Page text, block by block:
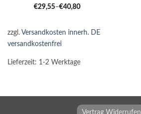
€29,55–€40,80
zzgl. Versandkosten innerh. DE
versandkostenfrei
Lieferzeit: 1-2 Werktage
Vertrag Widerrufen